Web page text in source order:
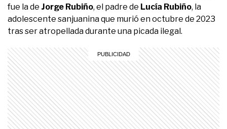
fue la de Jorge Rubiño, el padre de Lucía Rubiño, la
adolescente sanjuanina que murió en octubre de 2023
tras ser atropellada durante una picada ilegal.